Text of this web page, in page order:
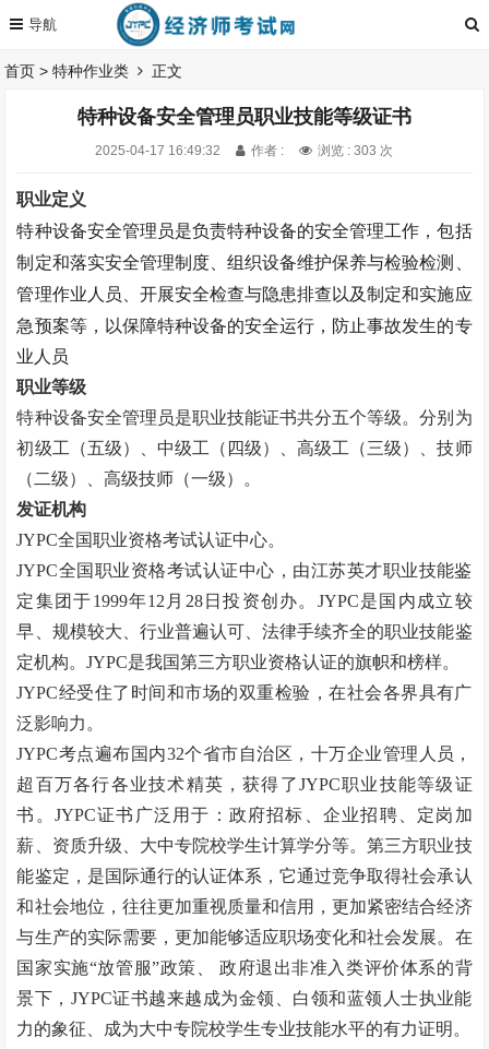
首页 >特种作业类 正文
特种设备安全管理员职业技能等级证书
2025-04-17 16:49:32 作者 : 浏览 : 303 次
职业定义
特种设备安全管理员是负责特种设备的安全管理工作，包括
制定和落实安全管理制度、组织设备维护保养与检验检测、
管理作业人员、开展安全检查与隐患排查以及制定和实施应
急预案等，以保障特种设备的安全运行，防止事故发生的专
业人员
职业等级
特种设备安全管理员是职业技能证书共分五个等级。分别为
初级工（五级）、中级工（四级）、高级工（三级）、技师
（二级）、高级技师（一级）。
发证机构
JYPC全国职业资格考试认证中心。
JYPC全国职业资格考试认证中心，由江苏英才职业技能鉴
定集团于1999年12月28日投资创办。JYPC是国内成立较
早、规模较大、行业普遍认可、法律手续齐全的职业技能鉴
定机构。JYPC是我国第三方职业资格认证的旗帜和榜样。
JYPC经受住了时间和市场的双重检验，在社会各界具有广
泛影响力。
JYPC考点遍布国内32个省市自治区，十万企业管理人员，
超百万各行各业技术精英，获得了JYPC职业技能等级证
书。JYPC证书广泛用于：政府招标、企业招聘、定岗加
薪、资质升级、大中专院校学生计算学分等。第三方职业技
能鉴定，是国际通行的认证体系，它通过竞争取得社会承认
和社会地位，往往更加重视质量和信用，更加紧密结合经济
与生产的实际需要，更加能够适应职场变化和社会发展。在
国家实施“放管服”政策、
政府退出非准入类评价体系的背
景下，JYPC证书越来越成为金领、白领和蓝领人士执业能
力的象征、成为大中专院校学生专业技能水平的有力证明。